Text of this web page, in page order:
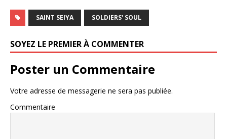
SAINT SEIYA SOLDIERS' SOUL
SOYEZ LE PREMIER À COMMENTER
Poster un Commentaire
Votre adresse de messagerie ne sera pas publiée.
Commentaire